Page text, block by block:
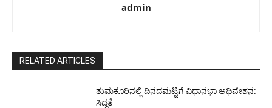
admin
RELATED ARTICLES
ತುಮಕೂರಿನಲ್ಲಿ ದಿನದಮಟ್ಟಿಗೆ ವಿಧಾನಭಾ ಅಧಿವೇಶನ:
ಸಿದ್ಧತೆ